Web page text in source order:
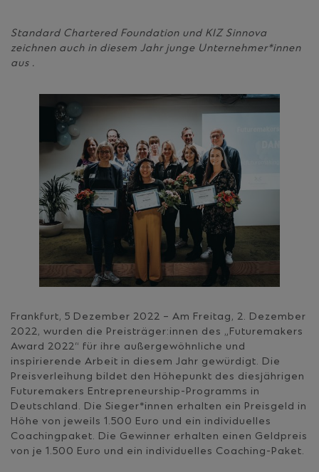
Standard Chartered Foundation und KIZ Sinnova
zeichnen auch in diesem Jahr junge Unternehmer*innen
aus .
Frankfurt, 5 Dezember 2022 – Am Freitag, 2. Dezember
2022, wurden die Preisträger:innen des „Futuremakers
Award 2022“ für ihre außergewöhnliche und
inspirierende Arbeit in diesem Jahr gewürdigt. Die
Preisverleihung bildet den Höhepunkt des diesjährigen
Futuremakers Entrepreneurship-Programms in
Deutschland. Die Sieger*innen erhalten ein Preisgeld in
Höhe von jeweils 1.500 Euro und ein individuelles
Coachingpaket. Die Gewinner erhalten einen Geldpreis
von je 1.500 Euro und ein individuelles Coaching-Paket.